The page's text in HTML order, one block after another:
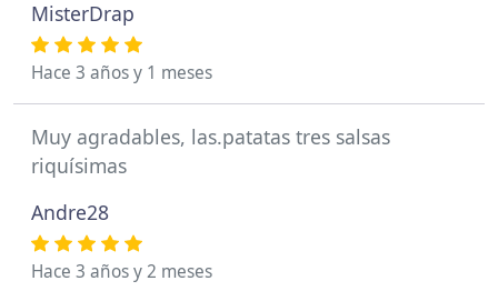
MisterDrap
Hace 3 años y 1 meses
Muy agradables, las.patatas tres salsas
riquísimas
Andre28
Hace 3 años y 2 meses